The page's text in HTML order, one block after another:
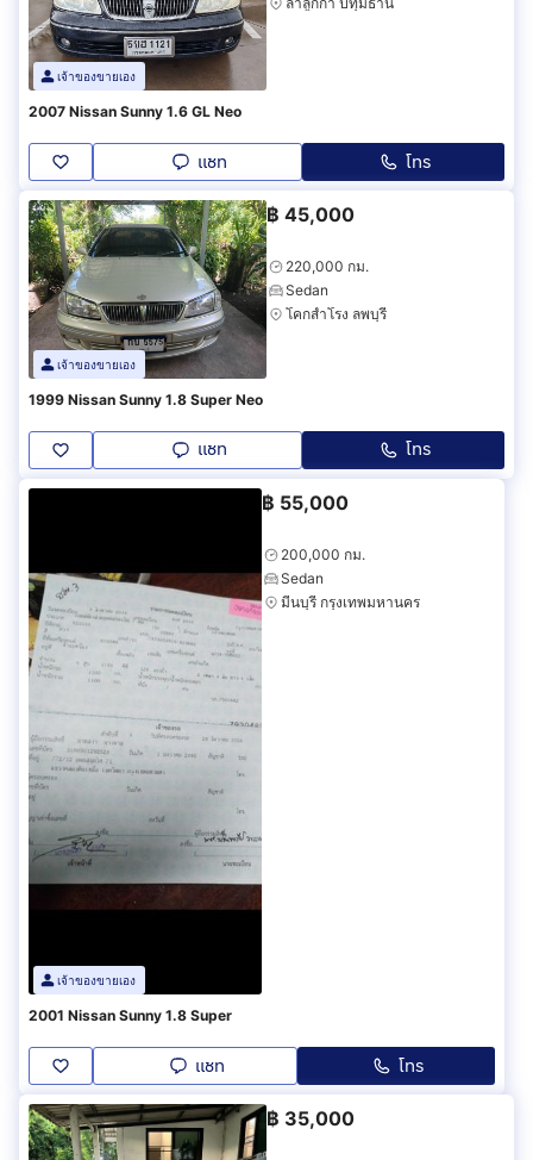
เจ้าของขายเอง
2007 Nissan Sunny 1.6 GL Neo
แชท โทร
เจ้าของขายเอง
฿ 45,000
220,000 กม.
Sedan
โคกสำโรง ลพบุรี
1999 Nissan Sunny 1.8 Super Neo
แชท โทร
เจ้าของขายเอง
฿ 55,000
200,000 กม.
Sedan
มีนบุรี กรุงเทพมหานคร
2001 Nissan Sunny 1.8 Super
แชท โทร
฿ 35,000